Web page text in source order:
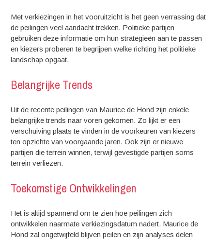
Met verkiezingen in het vooruitzicht is het geen verrassing dat
de peilingen veel aandacht trekken. Politieke partijen
gebruiken deze informatie om hun strategieën aan te passen
en kiezers proberen te begrijpen welke richting het politieke
landschap opgaat.
Belangrijke Trends
Uit de recente peilingen van Maurice de Hond zijn enkele
belangrijke trends naar voren gekomen. Zo lijkt er een
verschuiving plaats te vinden in de voorkeuren van kiezers
ten opzichte van voorgaande jaren. Ook zijn er nieuwe
partijen die terrein winnen, terwijl gevestigde partijen soms
terrein verliezen.
Toekomstige Ontwikkelingen
Het is altijd spannend om te zien hoe peilingen zich
ontwikkelen naarmate verkiezingsdatum nadert. Maurice de
Hond zal ongetwijfeld blijven peilen en zijn analyses delen